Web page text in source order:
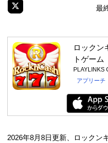
最
ロックン
トゲーム
PLAYLINKS
アプリーチ
2026年8月8日更新、ロックン